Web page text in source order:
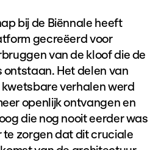
bij de Biënnale heeft
gecreëerd voor
van de kloof die de
Het delen van
verhalen werd
openlijk ontvangen en
die nog nooit eerder was
zorgen dat dit cruciale